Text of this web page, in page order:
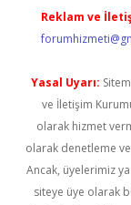
Reklam ve
Yasal Uyarı:
ve İletişim
olarak hizmet
olarak denetleme
Ancak, üyelerimiz
siteye üye olarak